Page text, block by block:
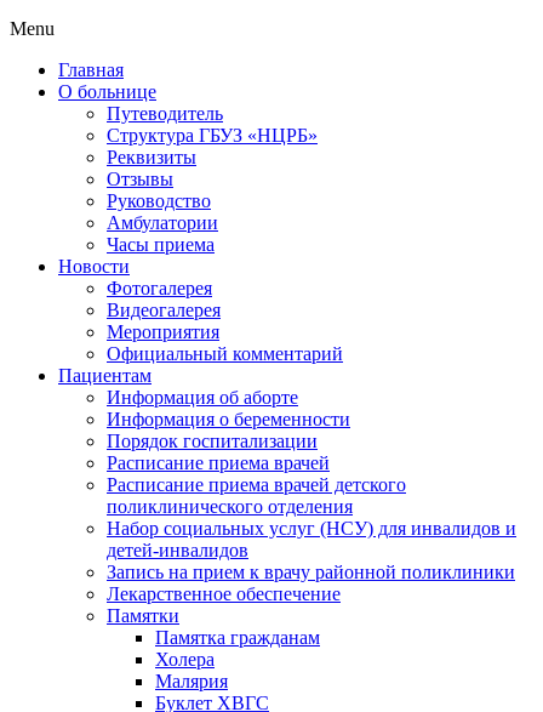
Menu
Главная
О больнице
Путеводитель
Структура ГБУЗ «НЦРБ»
Реквизиты
Отзывы
Руководство
Амбулатории
Часы приема
Новости
Фотогалерея
Видеогалерея
Мероприятия
Официальный комментарий
Пациентам
Информация об аборте
Информация о беременности
Порядок госпитализации
Расписание приема врачей
Расписание приема врачей детского
поликлинического отделения
Набор социальных услуг (НСУ) для инвалидов и
детей-инвалидов
Запись на прием к врачу районной поликлиники
Лекарственное обеспечение
Памятки
Памятка гражданам
Холера
Малярия
Буклет ХВГС